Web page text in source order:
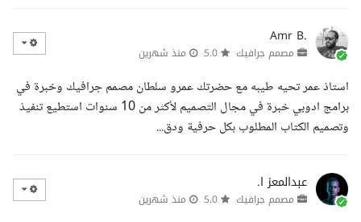
Amr B.
مصمم جرافيك منذ شهرين
استاذ عمر تحيه طيبه مع حضرتك عمرو سلطان مصمم جرافيك وخبرة في
برامج ادوبي خبرة في مجال التصميم لأكثر من 10 سنوات استطيع تنفيذ
وتصميم الكتاب المطلوب بكل حرفية ودق...
عبدالمعز ا.
مصمم جرافيك منذ شهرين